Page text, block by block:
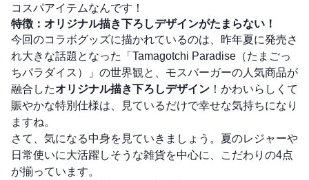
コスパアイテムなんです！
特徴：オリジナル描き下ろしデザインがたまらない！
今回のコラボグッズに描かれているのは、昨年夏に発売さ
れ大きな話題となった「Tamagotchi Paradise（たまごっ
ちパラダイス）」の世界観と、モスバーガーの人気商品が
融合したオリジナル描き下ろしデザイン ！かわいらしくて
賑やかな特別仕様は、見ているだけで幸せな気持ちになり
ますね。
さて、気になる中身を見ていきましょう。夏のレジャーや
日常使いに大活躍しそうな雑貨を中心に、こだわりの4点
が揃っています。